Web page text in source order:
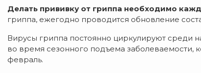
Делать прививку от гриппа необходимо
гриппа, ежегодно проводится обновление
Вирусы гриппа постоянно циркулируют среди
во время сезонного подъема заболеваемости,
февраль.